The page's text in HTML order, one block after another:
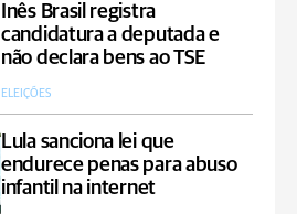
Inês Brasil registra
candidatura a deputada e
não declara bens ao TSE
ELEIÇÕES
Lula sanciona lei que
endurece penas para abuso
infantil na internet